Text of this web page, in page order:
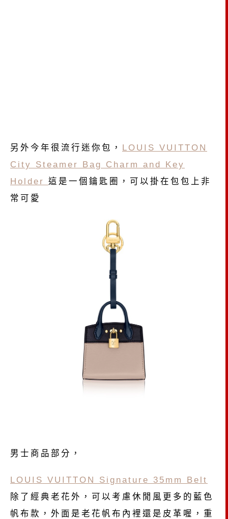
另外今年很流行迷你包， LOUIS VUITTON
City Steamer Bag Charm and Key
Holder 這是一個鑰匙圈，可以掛在包包上非
常可愛
男士商品部分，
LOUIS VUITTON Signature 35mm Belt
除了經典老花外，可以考慮休閒風更多的藍色
帆布款，外面是老花帆布內裡還是皮革喔，重